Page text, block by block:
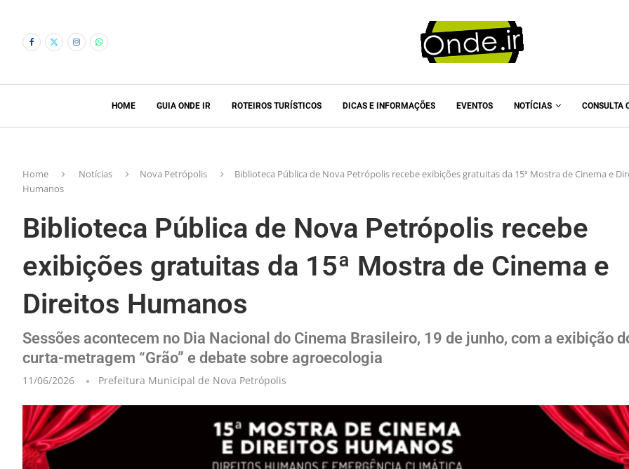
HOME GUIA ONDE IR ROTEIROS TURÍSTICOS DICAS E INFORMAÇÕES EVENTOS NOTÍCIAS CONSULTA
Home Notícias Nova Petrópolis
Biblioteca Pública de Nova Petrópolis recebe exibições gratuitas da 15ª Mostra de Cinema e
Humanos
Biblioteca Pública de Nova Petrópolis recebe
exibições gratuitas da 15ª Mostra de Cinema e
Direitos Humanos
Sessões acontecem no Dia Nacional do Cinema Brasileiro, 19 de junho, com a exibição
curta-metragem “Grão” e debate sobre agroecologia
11/06/2026 Prefeitura Municipal de Nova Petrópolis